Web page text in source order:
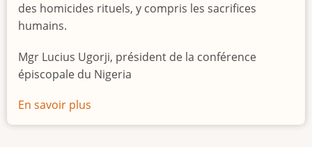
des homicides rituels, y compris les sacrifices
humains.
Mgr Lucius Ugorji, président de la conférence
épiscopale du Nigeria
En savoir plus
Le